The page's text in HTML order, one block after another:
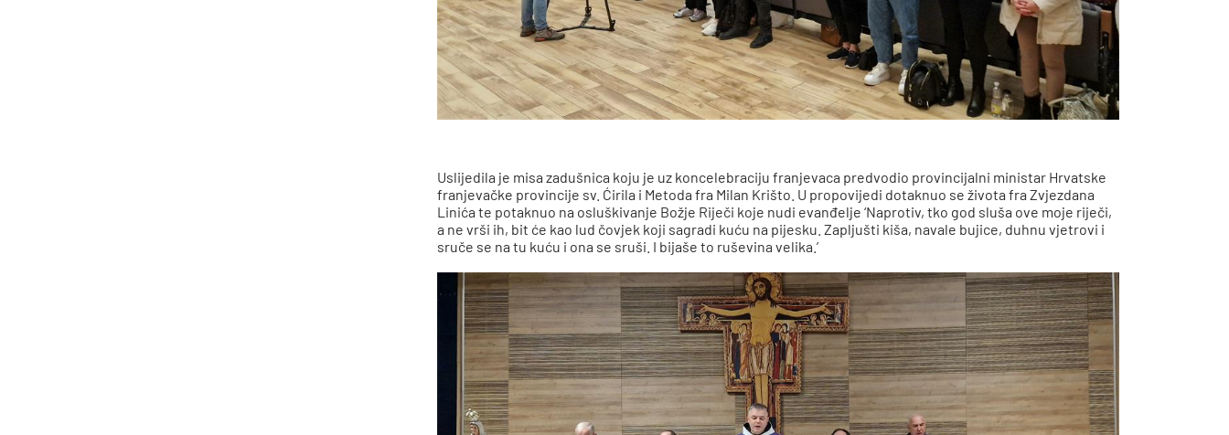
Uslijedila je misa zadušnica koju je uz koncelebraciju franjevaca predvodio provincijalni ministar Hrvatske
franjevačke provincije sv. Ćirila i Metoda fra Milan Krišto. U propovijedi dotaknuo se života fra Zvjezdana
Linića te potaknuo na osluškivanje Božje Riječi koje nudi evanđelje ‘Naprotiv, tko god sluša ove moje riječi,
a ne vrši ih, bit će kao lud čovjek koji sagradi kuću na pijesku. Zapljušti kiša, navale bujice, duhnu vjetrovi i
sruče se na tu kuću i ona se sruši. I bijaše to ruševina velika.’